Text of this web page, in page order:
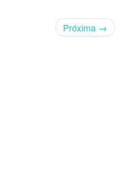
Próxima →